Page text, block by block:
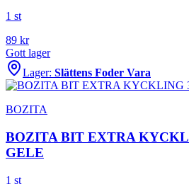
1 st
89 kr
Gott lager
Lager: Slättens Foder Vara
BOZITA
BOZITA BIT EXTRA
GELE
1 st